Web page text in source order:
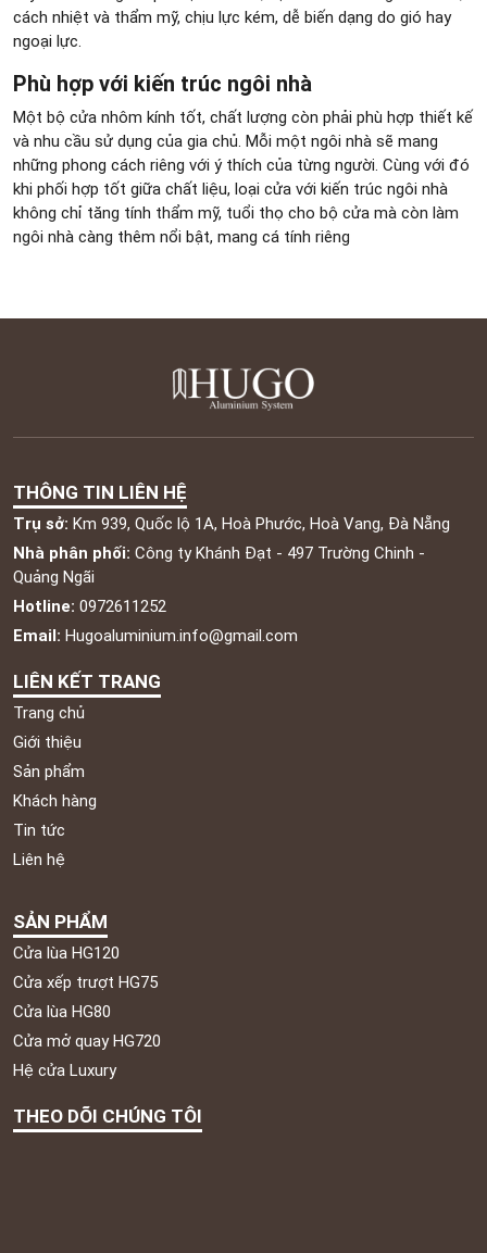
cách nhiệt và thẩm mỹ, chịu lực kém, dễ biến dạng do gió hay
ngoại lực.
Phù hợp với kiến trúc ngôi nhà
Một bộ cửa nhôm kính tốt, chất lượng còn phải phù hợp thiết kế
và nhu cầu sử dụng của gia chủ. Mỗi một ngôi nhà sẽ mang
những phong cách riêng với ý thích của từng người. Cùng với đó
khi phối hợp tốt giữa chất liệu, loại cửa với kiến trúc ngôi nhà
không chỉ tăng tính thẩm mỹ, tuổi thọ cho bộ cửa mà còn làm
ngôi nhà càng thêm nổi bật, mang cá tính riêng
THEO DÕI CHÚNG TÔI
SẢN PHẨM
Cửa lùa HG120
Cửa xếp trượt HG75
Cửa lùa HG80
Cửa mở quay HG720
Hệ cửa Luxury
LIÊN KẾT TRANG
Trang chủ
Giới thiệu
Sản phẩm
Khách hàng
Tin tức
Liên hệ
THÔNG TIN LIÊN HỆ
Trụ sở: Km 939, Quốc lộ 1A, Hoà Phước, Hoà Vang, Đà Nẵng
Nhà phân phối: Công ty Khánh Đạt - 497 Trường Chinh -
Quảng Ngãi
Hotline: 0972611252
Email: Hugoaluminium.info@gmail.com